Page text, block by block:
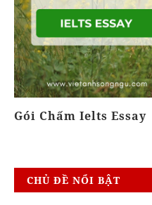
Gói Chấm Ielts Essay
CHỦ ĐỀ NỔI BẬT